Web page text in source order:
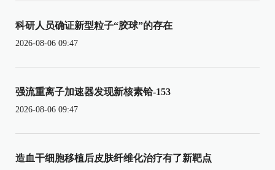
科研人员确证新型粒子“胶球”的存在
2026-08-06 09:47
强流重离子加速器发现新核素铪-153
2026-08-06 09:47
造血干细胞移植后皮肤纤维化治疗有了新靶点